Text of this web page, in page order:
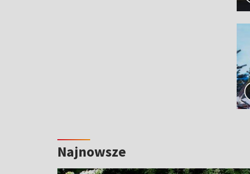
Najnowsze